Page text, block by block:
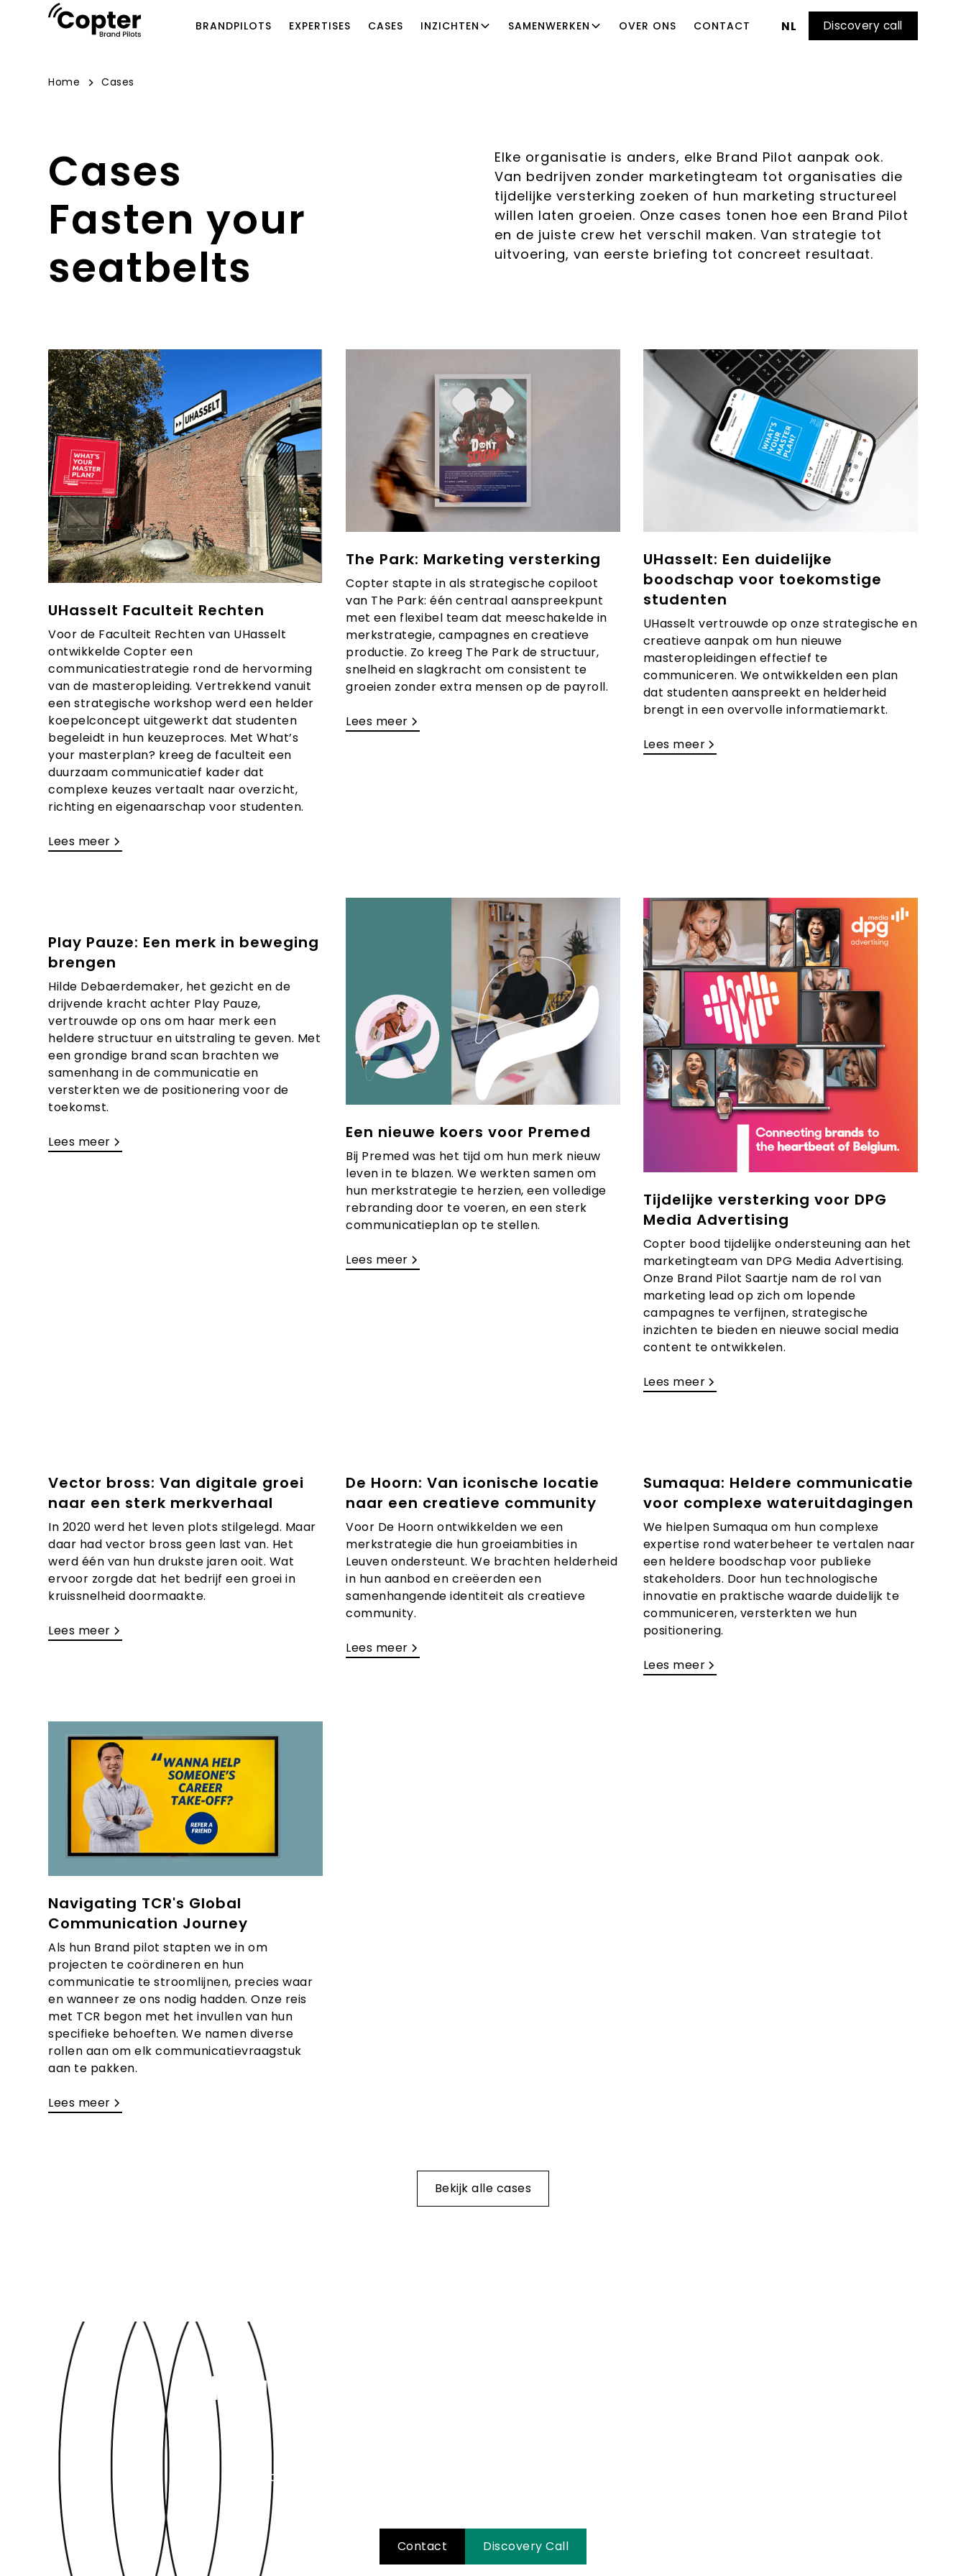
BRANDPILOTS EXPERTISES CASES INZICHTEN SAMENWERKEN OVER ONS CONTACT NL Discovery call
Home Cases
Cases
Fasten your
seatbelts
Elke organisatie is anders, elke Brand Pilot aanpak ook.
Van bedrijven zonder marketingteam tot organisaties die
tijdelijke versterking zoeken of hun marketing structureel
willen laten groeien. Onze cases tonen hoe een Brand Pilot
en de juiste crew het verschil maken. Van strategie tot
uitvoering, van eerste briefing tot concreet resultaat.
UHasselt Faculteit Rechten
Voor de Faculteit Rechten van UHasselt
ontwikkelde Copter een
communicatiestrategie rond de hervorming
van de masteropleiding. Vertrekkend vanuit
een strategische workshop werd een helder
koepelconcept uitgewerkt dat studenten
begeleidt in hun keuzeproces. Met What’s
your masterplan? kreeg de faculteit een
duurzaam communicatief kader dat
complexe keuzes vertaalt naar overzicht,
richting en eigenaarschap voor studenten.
Lees meer
The Park: Marketing versterking
Copter stapte in als strategische copiloot
van The Park: één centraal aanspreekpunt
met een flexibel team dat meeschakelde in
merkstrategie, campagnes en creatieve
productie. Zo kreeg The Park de structuur,
snelheid en slagkracht om consistent te
groeien zonder extra mensen op de payroll.
Lees meer
UHasselt: Een duidelijke
boodschap voor toekomstige
studenten
UHasselt vertrouwde op onze strategische en
creatieve aanpak om hun nieuwe
masteropleidingen effectief te
communiceren. We ontwikkelden een plan
dat studenten aanspreekt en helderheid
brengt in een overvolle informatiemarkt.
Lees meer
Play Pauze: Een merk in beweging
brengen
Hilde Debaerdemaker, het gezicht en de
drijvende kracht achter Play Pauze,
vertrouwde op ons om haar merk een
heldere structuur en uitstraling te geven. Met
een grondige brand scan brachten we
samenhang in de communicatie en
versterkten we de positionering voor de
toekomst.
Lees meer Een nieuwe koers voor Premed
Bij Premed was het tijd om hun merk nieuw
leven in te blazen. We werkten samen om
hun merkstrategie te herzien, een volledige
rebranding door te voeren, en een sterk
communicatieplan op te stellen.
Lees meer
Tijdelijke versterking voor DPG
Media Advertising
Copter bood tijdelijke ondersteuning aan het
marketingteam van DPG Media Advertising.
Onze Brand Pilot Saartje nam de rol van
marketing lead op zich om lopende
campagnes te verfijnen, strategische
inzichten te bieden en nieuwe social media
content te ontwikkelen.
Lees meer
Vector bross: Van digitale groei
naar een sterk merkverhaal
In 2020 werd het leven plots stilgelegd. Maar
daar had vector bross geen last van. Het
werd één van hun drukste jaren ooit. Wat
ervoor zorgde dat het bedrijf een groei in
kruissnelheid doormaakte.
Lees meer
De Hoorn: Van iconische locatie
naar een creatieve community
Voor De Hoorn ontwikkelden we een
merkstrategie die hun groeiambities in
Leuven ondersteunt. We brachten helderheid
in hun aanbod en creëerden een
samenhangende identiteit als creatieve
community.
Lees meer
Sumaqua: Heldere communicatie
voor complexe wateruitdagingen
We hielpen Sumaqua om hun complexe
expertise rond waterbeheer te vertalen naar
een heldere boodschap voor publieke
stakeholders. Door hun technologische
innovatie en praktische waarde duidelijk te
communiceren, versterkten we hun
positionering.
Lees meer
Navigating TCR's Global
Communication Journey
Als hun Brand pilot stapten we in om
projecten te coördineren en hun
communicatie te stroomlijnen, precies waar
en wanneer ze ons nodig hadden. ​Onze reis
met TCR begon met het invullen van hun
specifieke behoeften. We namen diverse
rollen aan om elk communicatievraagstuk
aan te pakken.
Lees meer
Bekijk alle cases
Klaar voor jouw eigen Copter
Neem contact met ons op en ontdek hoe we samen jouw verhaal kunnen
Contact Discovery Call